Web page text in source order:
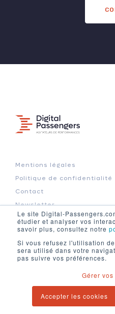
Le site Digital-
étudier et analyser vos
savoir plus, consultez notre
Si vous refusez l'utilisation
sera utilisé dans votre
pas suivre vos préférences.
Gérer
Accepter les cookies
Mentions légales
Politique de confidentialité
Contact
Newsletter
Blog
94 cours d'Alsace-et-Lorraine
contact@digital-
Copyright © 2025. All rights